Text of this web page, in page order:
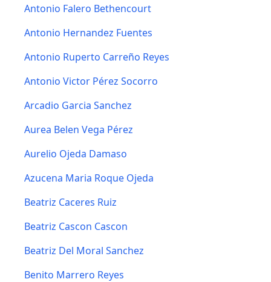
Antonio Falero Bethencourt
Antonio Hernandez Fuentes
Antonio Ruperto Carreño Reyes
Antonio Victor Pérez Socorro
Arcadio Garcia Sanchez
Aurea Belen Vega Pérez
Aurelio Ojeda Damaso
Azucena Maria Roque Ojeda
Beatriz Caceres Ruiz
Beatriz Cascon Cascon
Beatriz Del Moral Sanchez
Benito Marrero Reyes